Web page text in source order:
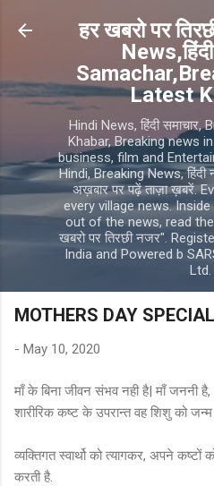
Skip to
हर खबरो पर
Latest
Hindi News, हिंदी
Khabar, Breaking news
business, film and
Hindi, Breaking News,
अख़बार पर पढ़ें ताज़ा ख़बरें.
every village news.
out of the news, read
खबरो पर तिरछी नजर".
India and Powered b
Ltd.
MOTHERS DAY SPECIAL
- May 10, 2020
माँ के बिना जीवन संभव नही है| माँ जननी
शारीरिक कष्ट के उपरान्त वह शिशु को जन्म
व्यक्तिगत स्वार्थो को त्यागकर, अपने
करती है.